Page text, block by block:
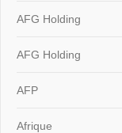
AFG Holding
AFG Holding
AFP
Afrique